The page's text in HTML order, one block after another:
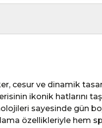
cesur ve dinamik
ikonik hatlarını
sayesinde gün
özellikleriyle hem